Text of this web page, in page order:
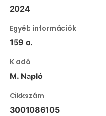
2024
Egyéb információk
159 o.
Kiadó
M. Napló
Cikkszám
3001086105